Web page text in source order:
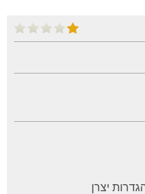
יצרן